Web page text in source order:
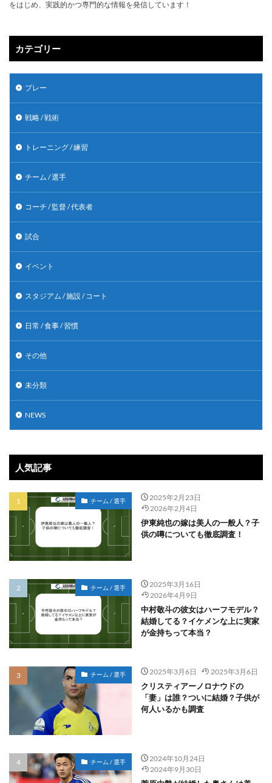
をはじめ、実践的かつ専門的な情報を発信しています！
カテゴリー
プレー
戦略 / 戦術
トレーニング / 練習
チーム / 選手
コーチ / 監督 / 代表者
試合
イベント
スタジアム / 施設 / コート
日常 / 食事 / 習慣
その他
未分類
NEWS
人気記事
チーム / 選手
2025年2月23日
2026年2月4日
伊東純也の嫁は美人の一般人？子
供の噂についても徹底調査！
チーム / 選手
2025年3月16日
2026年4月9日
中村敬斗の彼女はハーフモデル？
結婚してる？イケメンな上に実家
が金持ちって本当？
チーム / 選手 2025年3月6日 2025年3月6日
クリスティアーノロナウドの
「妻」は誰？ついに結婚？子供が
何人いるかも調査
チーム / 選手
2024年10月24日
2024年9月30日